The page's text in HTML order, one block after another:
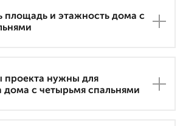
площадь и этажность дома с
проекта нужны для
дома с четырьмя спальнями